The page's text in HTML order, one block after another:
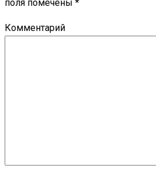
поля помечены *
Комментарий